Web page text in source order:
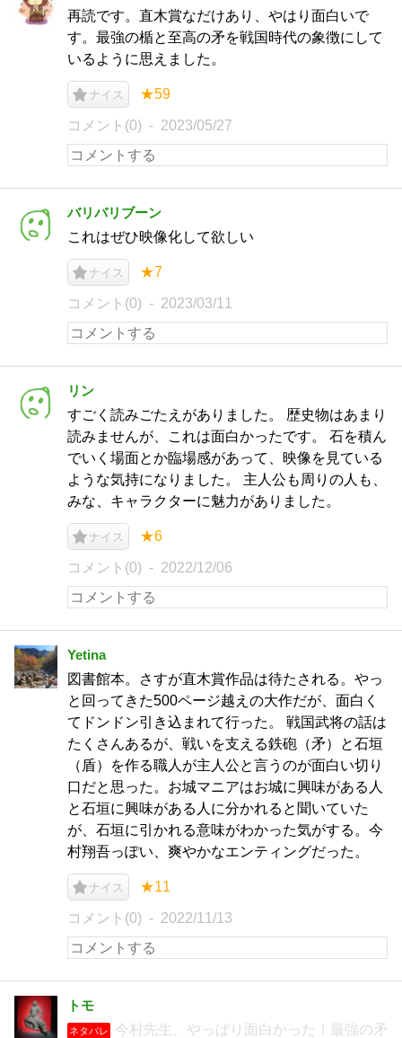
再読です。直木賞なだけあり、やはり面白いで
す。最強の楯と至高の矛を戦国時代の象徴にして
いるように思えました。
ナイス ★59
コメント(0) 2023/05/27
バリバリブーン
これはぜひ映像化して欲しい
ナイス ★7
コメント(0) 2023/03/11
リン
すごく読みごたえがありました。 歴史物はあまり
読みませんが、これは面白かったです。 石を積ん
でいく場面とか臨場感があって、映像を見ている
ような気持になりました。 主人公も周りの人も、
みな、キャラクターに魅力がありました。
ナイス ★6
コメント(0) 2022/12/06
Yetina
図書館本。さすが直木賞作品は待たされる。やっ
と回ってきた500ページ越えの大作だが、面白く
てドンドン引き込まれて行った。 戦国武将の話は
たくさんあるが、戦いを支える鉄砲（矛）と石垣
（盾）を作る職人が主人公と言うのが面白い切り
口だと思った。お城マニアはお城に興味がある人
と石垣に興味がある人に分かれると聞いていた
が、石垣に引かれる意味がわかった気がする。今
村翔吾っぽい、爽やかなエンティングだった。
ナイス ★11
コメント(0) 2022/11/13
トモ
ネタバレ
今村先生、やっぱり面白かった！最強の矛